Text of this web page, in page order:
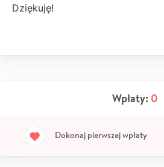
Dziękuję!
Wpłaty: 0
Dokonaj pierwszej wpłaty